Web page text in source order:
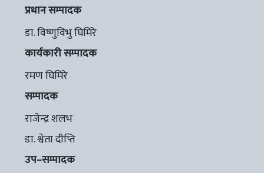
प्रधान सम्पादक
डा. विष्णुविभु घिमिरे
कार्यकारी सम्पादक
रमण घिमिरे
सम्पादक
राजेन्द्र शलभ
डा. श्वेता दीप्ति
उप–सम्पादक